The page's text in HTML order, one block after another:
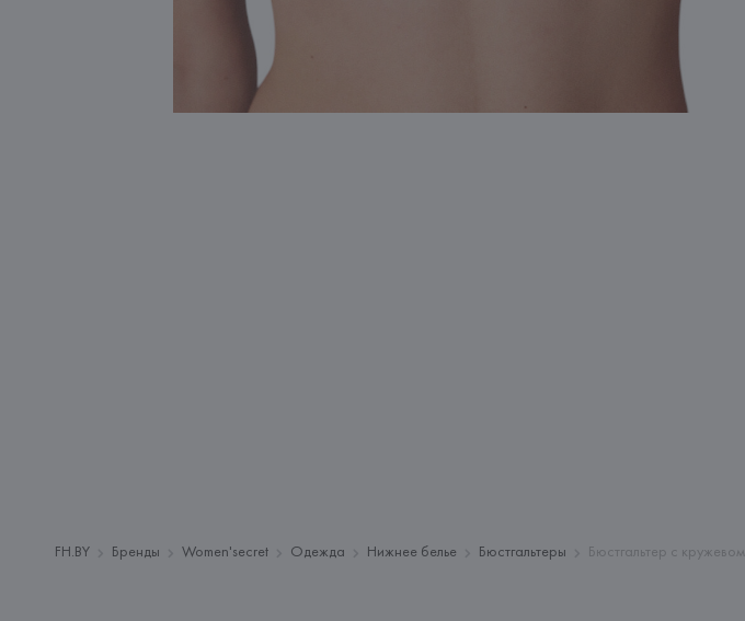
FH.BY Бренды Women'secret Одежда Нижнее белье Бюстгальтеры Бюстгальтер с кружевом